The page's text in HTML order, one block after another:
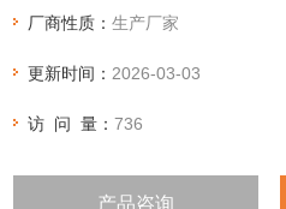
厂商性质：生产厂家
更新时间： 2026-03-03
访 问 量：736
产品咨询